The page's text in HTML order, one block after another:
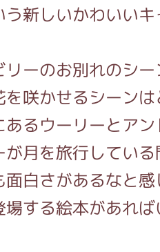
う新しいかわいい
リーのお別れのシ
を咲かせるシーン
あるウーリーとア
が月を旅行してい
面白さがあるなと
場する絵本があれ